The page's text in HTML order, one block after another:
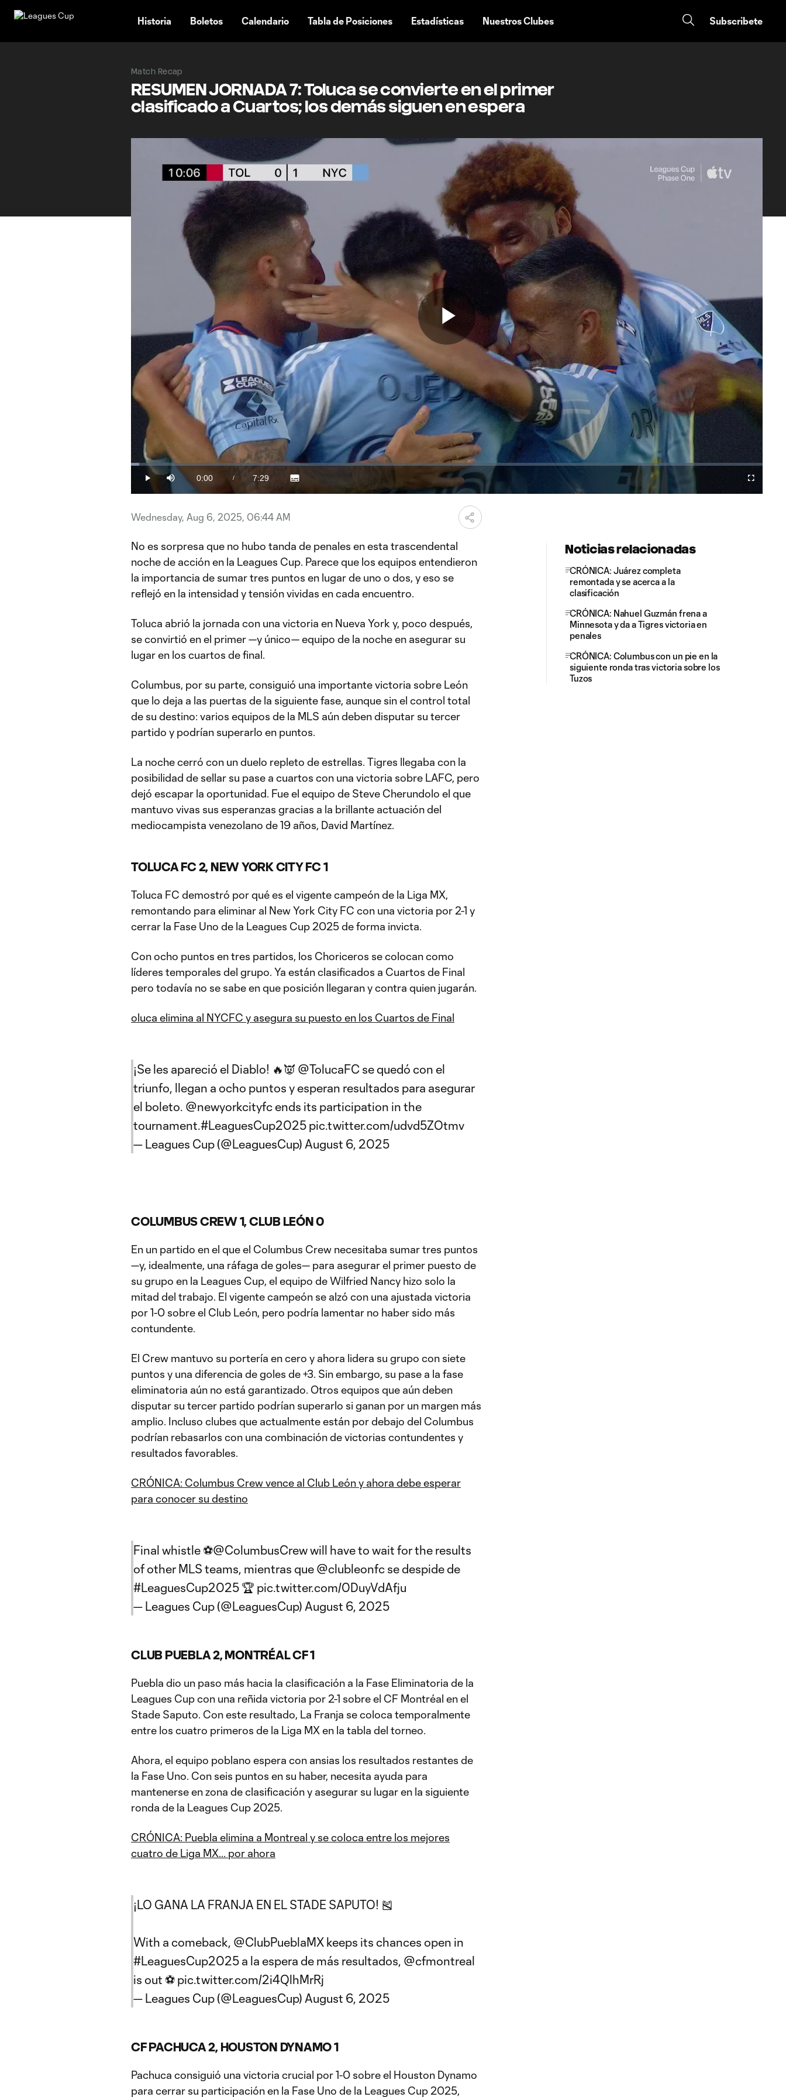
Historia Boletos Calendario Tabla de Posiciones Estadísticas Nuestros Clubes Subscribete
Match Recap
RESUMEN JORNADA 7: Toluca se convierte en el primer
clasificado a Cuartos; los demás siguen en espera
Play
Video
Play Mute
Current
Time
0:00 /
Duration
7:29
Loaded:
1.32%
Subtitles
Fullscreen
Wednesday, Aug 6, 2025, 06:44 AM
No es sorpresa que no hubo tanda de penales en esta trascendental
noche de acción en la Leagues Cup. Parece que los equipos entendieron
la importancia de sumar tres puntos en lugar de uno o dos, y eso se
reflejó en la intensidad y tensión vividas en cada encuentro.
Toluca abrió la jornada con una victoria en Nueva York y, poco después,
se convirtió en el primer —y único— equipo de la noche en asegurar su
lugar en los cuartos de final.
Columbus, por su parte, consiguió una importante victoria sobre León
que lo deja a las puertas de la siguiente fase, aunque sin el control total
de su destino: varios equipos de la MLS aún deben disputar su tercer
partido y podrían superarlo en puntos.
La noche cerró con un duelo repleto de estrellas. Tigres llegaba con la
posibilidad de sellar su pase a cuartos con una victoria sobre LAFC, pero
dejó escapar la oportunidad. Fue el equipo de Steve Cherundolo el que
mantuvo vivas sus esperanzas gracias a la brillante actuación del
mediocampista venezolano de 19 años, David Martínez.
TOLUCA FC 2, NEW YORK CITY FC 1
Toluca FC demostró por qué es el vigente campeón de la Liga MX,
remontando para eliminar al New York City FC con una victoria por 2-1 y
cerrar la Fase Uno de la Leagues Cup 2025 de forma invicta.
Con ocho puntos en tres partidos, los Choriceros se colocan como
líderes temporales del grupo. Ya están clasificados a Cuartos de Final
pero todavía no se sabe en que posición llegaran y contra quien jugarán.
oluca elimina al NYCFC y asegura su puesto en los Cuartos de Final
¡Se les apareció el Diablo! 🔥👿 @TolucaFC se quedó con el
triunfo, llegan a ocho puntos y esperan resultados para asegurar
el boleto. @newyorkcityfc ends its participation in the
tournament.#LeaguesCup2025 pic.twitter.com/udvd5ZOtmv
— Leagues Cup (@LeaguesCup) August 6, 2025
COLUMBUS CREW 1, CLUB LEÓN 0
En un partido en el que el Columbus Crew necesitaba sumar tres puntos
—y, idealmente, una ráfaga de goles— para asegurar el primer puesto de
su grupo en la Leagues Cup, el equipo de Wilfried Nancy hizo solo la
mitad del trabajo. El vigente campeón se alzó con una ajustada victoria
por 1-0 sobre el Club León, pero podría lamentar no haber sido más
contundente.
El Crew mantuvo su portería en cero y ahora lidera su grupo con siete
puntos y una diferencia de goles de +3. Sin embargo, su pase a la fase
eliminatoria aún no está garantizado. Otros equipos que aún deben
disputar su tercer partido podrían superarlo si ganan por un margen más
amplio. Incluso clubes que actualmente están por debajo del Columbus
podrían rebasarlos con una combinación de victorias contundentes y
resultados favorables.
CRÓNICA: Columbus Crew vence al Club León y ahora debe esperar
para conocer su destino
Final whistle ⚽@ColumbusCrewwill have to wait for the results
of other MLS teams, mientras que @clubleonfc se despide de
#LeaguesCup2025 🏆 pic.twitter.com/0DuyVdAfju
— Leagues Cup (@LeaguesCup) August 6, 2025
CLUB PUEBLA 2, MONTRÉAL CF 1
Puebla dio un paso más hacia la clasificación a la Fase Eliminatoria de la
Leagues Cup con una reñida victoria por 2-1 sobre el CF Montréal en el
Stade Saputo. Con este resultado, La Franja se coloca temporalmente
entre los cuatro primeros de la Liga MX en la tabla del torneo.
Ahora, el equipo poblano espera con ansias los resultados restantes de
la Fase Uno. Con seis puntos en su haber, necesita ayuda para
mantenerse en zona de clasificación y asegurar su lugar en la siguiente
ronda de la Leagues Cup 2025.
CRÓNICA: Puebla elimina a Montreal y se coloca entre los mejores
cuatro de Liga MX... por ahora
¡LO GANA LA FRANJA EN EL STADE SAPUTO! 🎽
With a comeback, @ClubPueblaMX keeps its chances open in
#LeaguesCup2025 a la espera de más resultados, @cfmontreal
is out ⚽️ pic.twitter.com/2i4QlhMrRj
— Leagues Cup (@LeaguesCup) August 6, 2025
CF PACHUCA 2, HOUSTON DYNAMO 1
Pachuca consiguió una victoria crucial por 1-0 sobre el Houston Dynamo
para cerrar su participación en la Fase Uno de la Leagues Cup 2025,
Noticias relacionadas
CRÓNICA: Juárez completa
remontada y se acerca a la
clasificación
CRÓNICA: Nahuel Guzmán frena a
Minnesota y da a Tigres victoria en
penales
CRÓNICA: Columbus con un pie en la
siguiente ronda tras victoria sobre los
Tuzos